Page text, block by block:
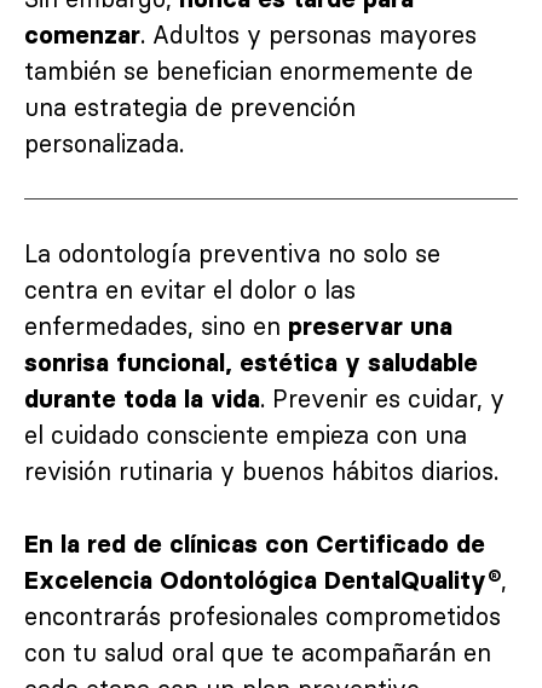
comenzar. Adultos y personas mayores
también se benefician enormemente de
una estrategia de prevención
personalizada.
La odontología preventiva no solo se
centra en evitar el dolor o las
enfermedades, sino en preservar una
sonrisa funcional, estética y saludable
durante toda la vida. Prevenir es cuidar, y
el cuidado consciente empieza con una
revisión rutinaria y buenos hábitos diarios.
En la red de clínicas con Certificado de
Excelencia Odontológica DentalQuality®,
encontrarás profesionales comprometidos
con tu salud oral que te acompañarán en